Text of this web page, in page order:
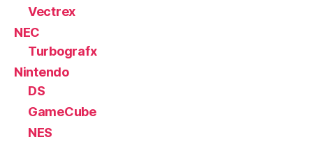
Vectrex
NEC
Turbografx
Nintendo
DS
GameCube
NES